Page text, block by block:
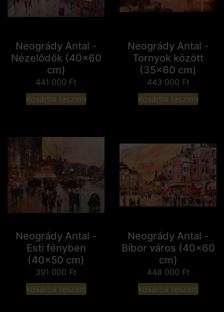
Neogrády Antal -
Nézelődők (40x60
cm)
441 000 Ft
Kosárba teszem
Neogrády Antal -
Tornyok között
(35x60 cm)
443 000 Ft
Kosárba teszem
Neogrády Antal -
Esti fényben
(40x50 cm)
391 000 Ft
Kosárba teszem
Neogrády Antal -
Bíbor város (40x60
cm)
448 000 Ft
Kosárba teszem